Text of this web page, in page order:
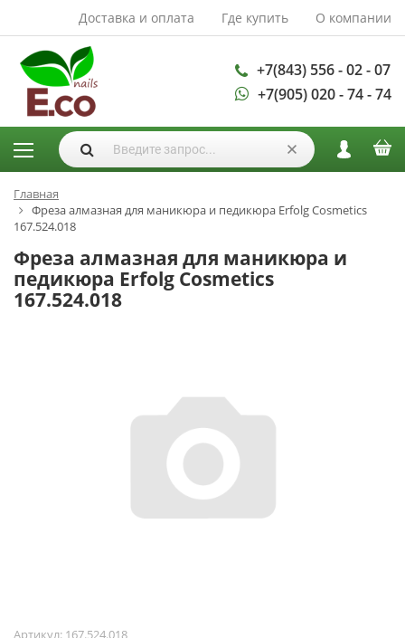
Доставка и оплата Где купить О компании
+7(843) 556 - 02 - 07
+7(905) 020 - 74 - 74
АКСЕССУАРЫ И
РАСХОДНЫЕ
МАТЕРИАЛЫ
Аксессуары
Запасные
лампы
Кисти
Одноразовая
продукция
ГЕЛЬ ЛАКИ
База для гель
Главная
Фреза алмазная для маникюра и педикюра Erfolg Cosmetics
167.524.018
Фреза алмазная для маникюра и
педикюра Erfolg Cosmetics
167.524.018
Артикул: 167.524.018